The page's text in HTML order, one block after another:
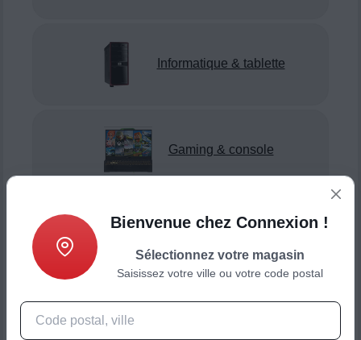
Informatique & tablette
Gaming & console
Bienvenue chez Connexion !
Sélectionnez votre magasin
Saisissez votre ville ou votre code postal